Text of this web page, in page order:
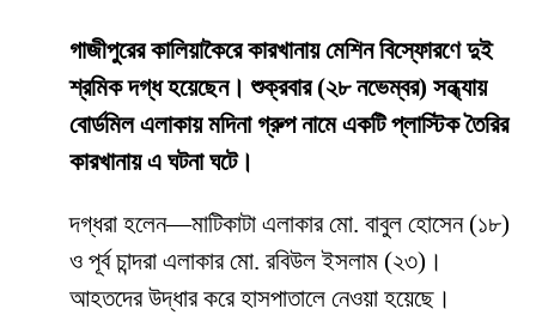
গাজীপুরের কালিয়াকৈরে কারখানায় মেশিন বিস্ফোরণে দুই
শ্রমিক দগ্ধ হয়েছেন। শুক্রবার (২৮ নভেম্বর) সন্ধ্যায়
বোর্ডমিল এলাকায় মদিনা গ্রুপ নামে একটি প্লাস্টিক তৈরির
কারখানায় এ ঘটনা ঘটে।
দগ্ধরা হলেন—মাটিকাটা এলাকার মো. বাবুল হোসেন (১৮)
ও পূর্ব চান্দরা এলাকার মো. রবিউল ইসলাম (২৩)।
আহতদের উদ্ধার করে হাসপাতালে নেওয়া হয়েছে।